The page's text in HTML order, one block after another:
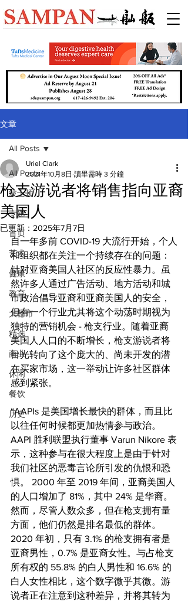
文章
All Posts
波士顿
专题
首页
艺术
健康
教育
大都市
精选
商业
休闲
餐饮
历史
All Posts
枪支游说者将销售指向亚裔
美国人
Uriel Clark
2021年10月8日 讀畢需時 3 分鐘
已更新： 2025年7月7日
自一年多前 COVID-19 大流行开始，个人
和组织都在关注一个持续存在的问题：
针对亚裔美国人社区的反应性暴力。虽
然许多人通过广告活动、地方活动和城
市政治倡导亚裔和亚裔美国人的安全，
但有一个行业尤其将这个动荡时期视为
独特的营销机会 - 枪支行业。随着亚裔
美国人人口的不断增长，枪支游说者将
目光转向了这个庞大的、尚未开发的潜
在买家市场，这一举动让许多社区群体
感到紧张。
“AAPIs 是美国增长最快的群体，而且比
以往任何时候都更加热情参与政治。
AAPI 胜利联盟执行董事 Varun Nikore 表
示，这种参与在很大程度上是由于针对
我们社区的恶毒言论所引发的仇恨和恐
惧。 2000 年至 2019 年间，亚裔美国人
的人口增加了 81%，其中 24% 是华裔。
然而，尽管人数众多，但在枪支拥有量
方面，他们仍然是排名最低的群体。
2020 年初，只有 3.1% 的枪支拥有者是
亚裔男性，0.7% 是亚裔女性。与占枪支
所有权的 55.8% 的白人男性和 16.6% 的
白人女性相比，这个数字微乎其微。游
说者正在注意到这种差异，并将其转为